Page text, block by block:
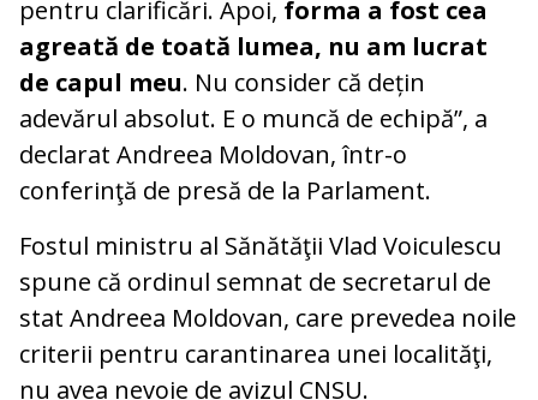
pentru clarificări. Apoi, forma a fost cea
agreată de toată lumea, nu am lucrat
de capul meu. Nu consider că dețin
adevărul absolut. E o muncă de echipă”, a
declarat Andreea Moldovan, într-o
conferinţă de presă de la Parlament.
Fostul ministru al Sănătăţii Vlad Voiculescu
spune că ordinul semnat de secretarul de
stat Andreea Moldovan, care prevedea noile
criterii pentru carantinarea unei localităţi,
nu avea nevoie de avizul CNSU.